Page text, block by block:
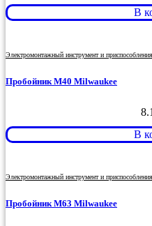
В
Электромонтажный инструмент и приспособления
Пробойник M40 Milwaukee
В
Электромонтажный инструмент и приспособления
Пробойник M63 Milwaukee